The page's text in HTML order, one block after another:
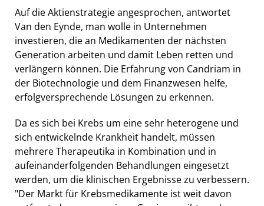
Auf die Aktienstrategie angesprochen, antwortet
Van den Eynde, man wolle in Unternehmen
investieren, die an Medikamenten der nächsten
Generation arbeiten und damit Leben retten und
verlängern können. Die Erfahrung von Candriam in
der Biotechnologie und dem Finanzwesen helfe,
erfolgversprechende Lösungen zu erkennen.
Da es sich bei Krebs um eine sehr heterogene und
sich entwickelnde Krankheit handelt, müssen
mehrere Therapeutika in Kombination und in
aufeinanderfolgenden Behandlungen eingesetzt
werden, um die klinischen Ergebnisse zu verbessern.
"Der Markt für Krebsmedikamente ist weit davon